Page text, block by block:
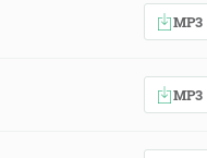
MP3
MP3